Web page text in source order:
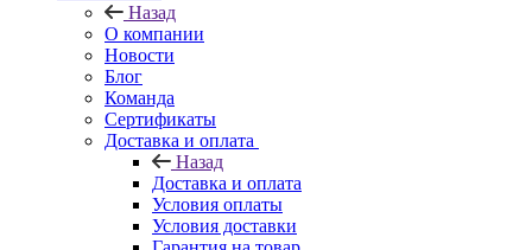
Назад
О компании
Новости
Блог
Команда
Сертификаты
Доставка и оплата
Назад
Доставка и оплата
Условия оплаты
Условия доставки